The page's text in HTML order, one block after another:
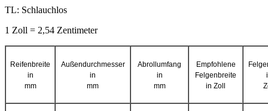
TL: Schlauchlos
1 Zoll = 2,54 Zentimeter
Reifenbreite
in
mm
Außendurchmesser
in
mm
Abrollumfang
in
mm
Empfohlene
Felgenbreite
in Zoll